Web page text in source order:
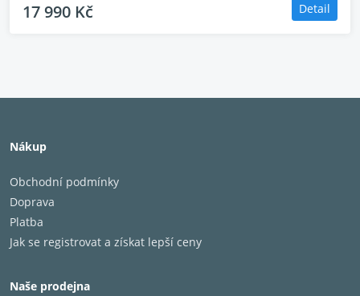
17 990 Kč Detail
Nákup
Obchodní podmínky
Doprava
Platba
Jak se registrovat a získat lepší ceny
Naše prodejna